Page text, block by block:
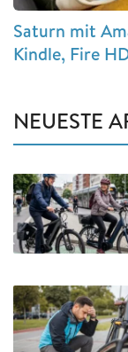
Saturn mit
Kindle, Fire
NEUESTE